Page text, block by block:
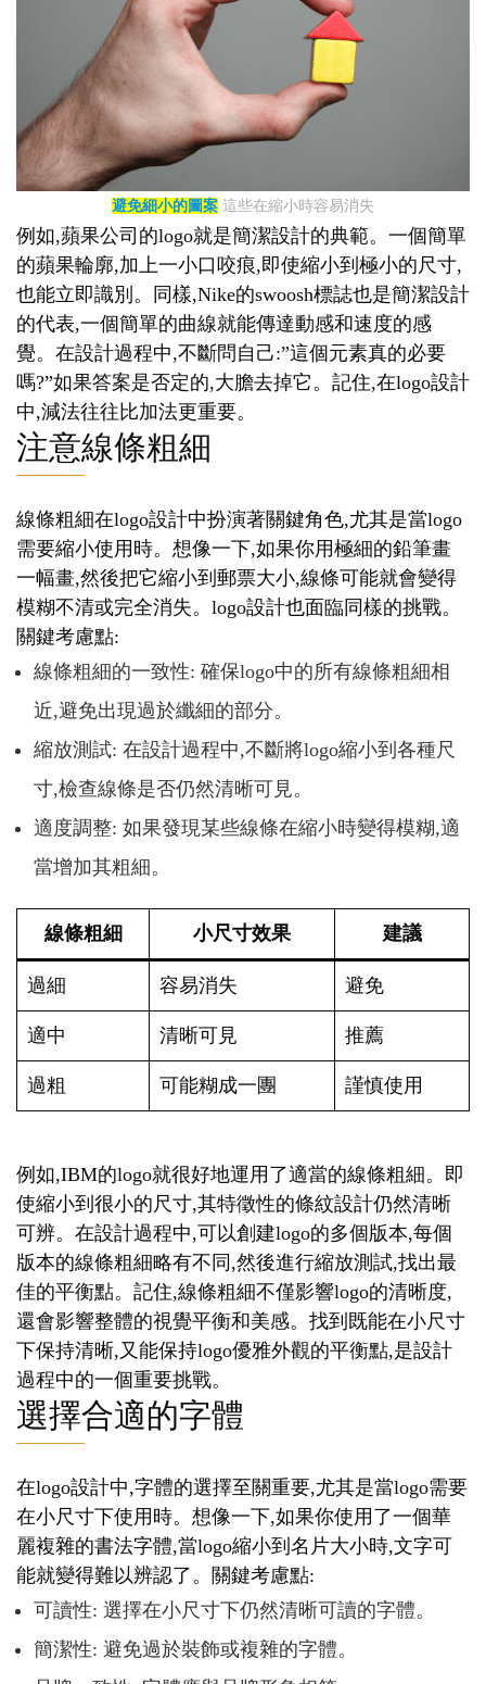
避免細小的圖案 這些在縮小時容易消失
例如,蘋果公司的logo就是簡潔設計的典範。一個簡單
的蘋果輪廓,加上一小口咬痕,即使縮小到極小的尺寸,
也能立即識別。同樣,Nike的swoosh標誌也是簡潔設計
的代表,一個簡單的曲線就能傳達動感和速度的感
覺。在設計過程中,不斷問自己:”這個元素真的必要
嗎?”如果答案是否定的,大膽去掉它。記住,在logo設計
中,減法往往比加法更重要。
注意線條粗細
線條粗細在logo設計中扮演著關鍵角色,尤其是當logo
需要縮小使用時。想像一下,如果你用極細的鉛筆畫
一幅畫,然後把它縮小到郵票大小,線條可能就會變得
模糊不清或完全消失。logo設計也面臨同樣的挑戰。
關鍵考慮點:
線條粗細的一致性: 確保logo中的所有線條粗細相
近,避免出現過於纖細的部分。
縮放測試: 在設計過程中,不斷將logo縮小到各種尺
寸,檢查線條是否仍然清晰可見。
適度調整: 如果發現某些線條在縮小時變得模糊,適
當增加其粗細。
線條粗細 小尺寸效果 建議
過細 容易消失 避免
適中 清晰可見 推薦
過粗 可能糊成一團 謹慎使用
例如,IBM的logo就很好地運用了適當的線條粗細。即
使縮小到很小的尺寸,其特徵性的條紋設計仍然清晰
可辨。在設計過程中,可以創建logo的多個版本,每個
版本的線條粗細略有不同,然後進行縮放測試,找出最
佳的平衡點。記住,線條粗細不僅影響logo的清晰度,
還會影響整體的視覺平衡和美感。找到既能在小尺寸
下保持清晰,又能保持logo優雅外觀的平衡點,是設計
過程中的一個重要挑戰。
選擇合適的字體
在logo設計中,字體的選擇至關重要,尤其是當logo需要
在小尺寸下使用時。想像一下,如果你使用了一個華
麗複雜的書法字體,當logo縮小到名片大小時,文字可
能就變得難以辨認了。關鍵考慮點:
可讀性: 選擇在小尺寸下仍然清晰可讀的字體。
簡潔性: 避免過於裝飾或複雜的字體。